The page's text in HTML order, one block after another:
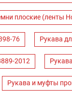
плоские (ленты
76 Рукава
2012
Рукава и муфты